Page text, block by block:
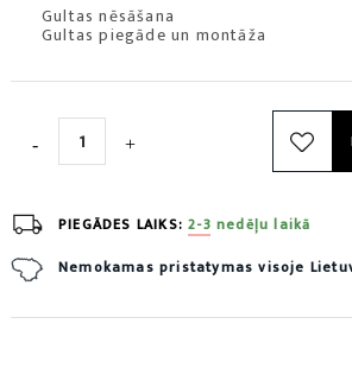
Gultas nēsāšana
Gultas piegāde un montāža
PIEGĀDES LAIKS:2-3 nedēļu laikā
Nemokamas pristatymas visoje